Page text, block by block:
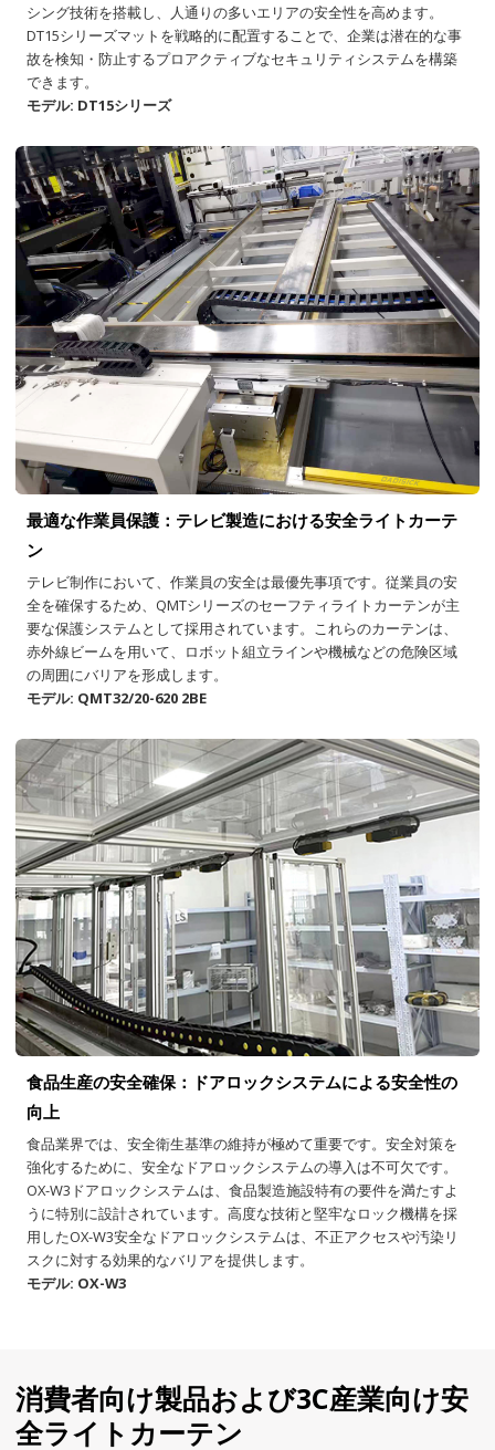
シング技術を搭載し、人通りの多いエリアの安全性を高めます。
DT15シリーズマットを戦略的に配置することで、企業は潜在的な事
故を検知・防止するプロアクティブなセキュリティシステムを構築
できます。
モデル: DT15シリーズ
最適な作業員保護：テレビ製造における安全ライトカーテ
ン
テレビ制作において、作業員の安全は最優先事項です。従業員の安
全を確保するため、QMTシリーズのセーフティライトカーテンが主
要な保護システムとして採用されています。これらのカーテンは、
赤外線ビームを用いて、ロボット組立ラインや機械などの危険区域
の周囲にバリアを形成します。
モデル: QMT32/20-620 2BE
食品生産の安全確保：ドアロックシステムによる安全性の
向上
食品業界では、安全衛生基準の維持が極めて重要です。安全対策を
強化するために、安全なドアロックシステムの導入は不可欠です。
OX-W3ドアロックシステムは、食品製造施設特有の要件を満たすよ
うに特別に設計されています。高度な技術と堅牢なロック機構を採
用したOX-W3安全なドアロックシステムは、不正アクセスや汚染リ
スクに対する効果的なバリアを提供します。
モデル: OX-W3
消費者向け製品および3C産業向け安
全ライトカーテン